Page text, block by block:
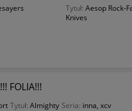
Tytuł:Aesop Rock-
Knives
FOLIA!!!
Tytuł: Almighty Seria: inna, xcv